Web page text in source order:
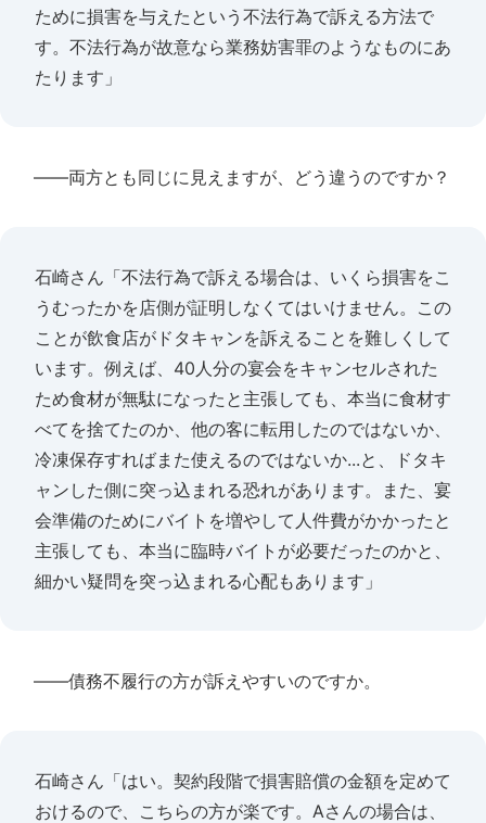
ために損害を与えたという不法行為で訴える方法で
す。不法行為が故意なら業務妨害罪のようなものにあ
たります」
――両方とも同じに見えますが、どう違うのですか？
石崎さん「不法行為で訴える場合は、いくら損害をこ
うむったかを店側が証明しなくてはいけません。この
ことが飲食店がドタキャンを訴えることを難しくして
います。例えば、40人分の宴会をキャンセルされた
ため食材が無駄になったと主張しても、本当に食材す
べてを捨てたのか、他の客に転用したのではないか、
冷凍保存すればまた使えるのではないか...と、ドタキ
ャンした側に突っ込まれる恐れがあります。また、宴
会準備のためにバイトを増やして人件費がかかったと
主張しても、本当に臨時バイトが必要だったのかと、
細かい疑問を突っ込まれる心配もあります」
――債務不履行の方が訴えやすいのですか。
石崎さん「はい。契約段階で損害賠償の金額を定めて
おけるので、こちらの方が楽です。Aさんの場合は、